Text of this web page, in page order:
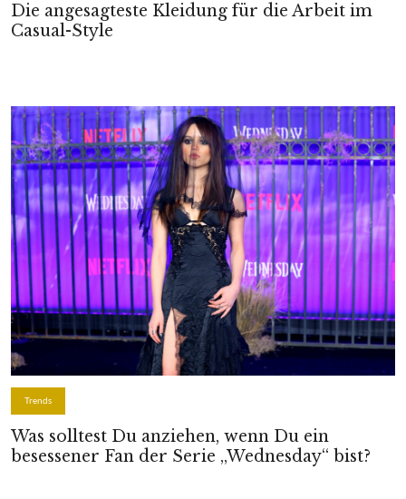
Die angesagteste Kleidung für die Arbeit im
Casual-Style
Trends
Was solltest Du anziehen, wenn Du ein
besessener Fan der Serie „Wednesday“ bist?